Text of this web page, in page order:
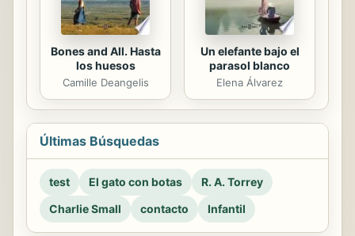
Bones and All. Hasta
los huesos
Camille Deangelis
Un elefante bajo el
parasol blanco
Elena Álvarez
Últimas Búsquedas
test El gato con botas
R. A. Torrey
Charlie Small
contacto Infantil